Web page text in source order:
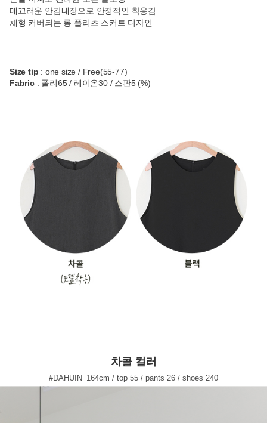
매끄러운 안감내장으로 안정적인 착용감
체형 커버되는 롱 플리츠 스커트 디자인
Size tip : one size / Free(55-77)
Fabric: 폴리65 / 레이온30 / 스판5 (%)
차콜 컬러
#DAHUIN_164cm / top 55 / pants 26 / shoes 240